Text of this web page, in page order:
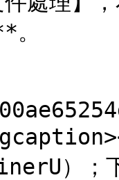
。
）；